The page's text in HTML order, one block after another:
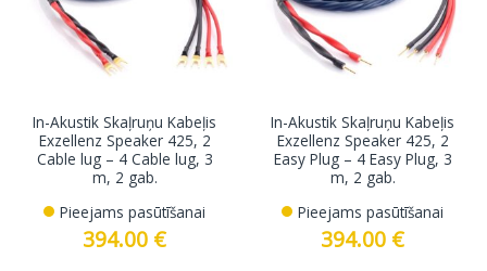
In-Akustik Skaļruņu Kabeļis
Exzellenz Speaker 425, 2
Cable lug – 4 Cable lug, 3
m, 2 gab.
Pieejams pasūtīšanai
394.00 €
In-Akustik Skaļruņu Kabeļis
Exzellenz Speaker 425, 2
Easy Plug – 4 Easy Plug, 3
m, 2 gab.
Pieejams pasūtīšanai
394.00 €